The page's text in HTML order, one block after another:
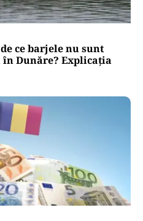
ce barjele nu sunt
Dunăre? Explicația